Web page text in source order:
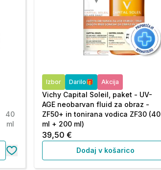
40
ml
Izbor Darilo🎁 Akcija
Vichy Capital Soleil, paket - UV-
AGE neobarvan fluid za obraz -
ZF50+ in tonirana vodica ZF30 (40
ml + 200 ml)
39,50 €
Dodaj v košarico